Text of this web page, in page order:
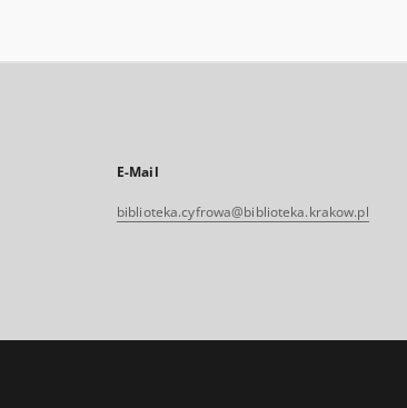
E-Mail
biblioteka.cyfrowa@biblioteka.krakow.pl